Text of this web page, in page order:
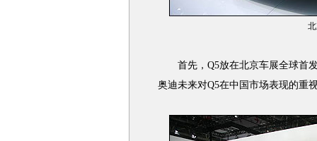
首先，Q5放在北京车展全球首发
奥迪未来对Q5在中国市场表现的重